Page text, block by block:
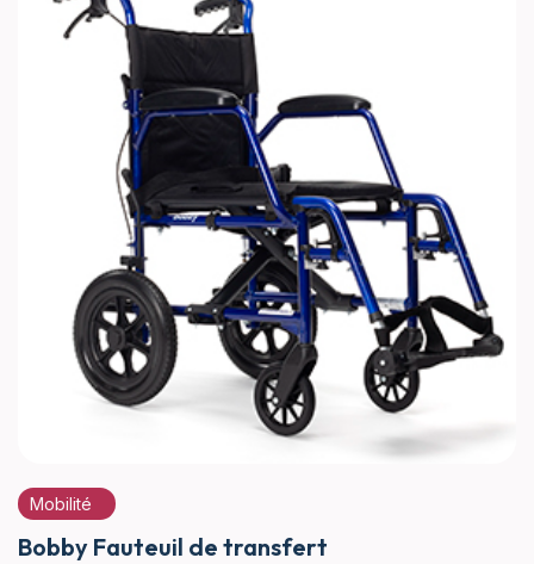
Mobilité
Bobby Fauteuil de transfert